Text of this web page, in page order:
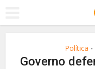
Política •
Governo